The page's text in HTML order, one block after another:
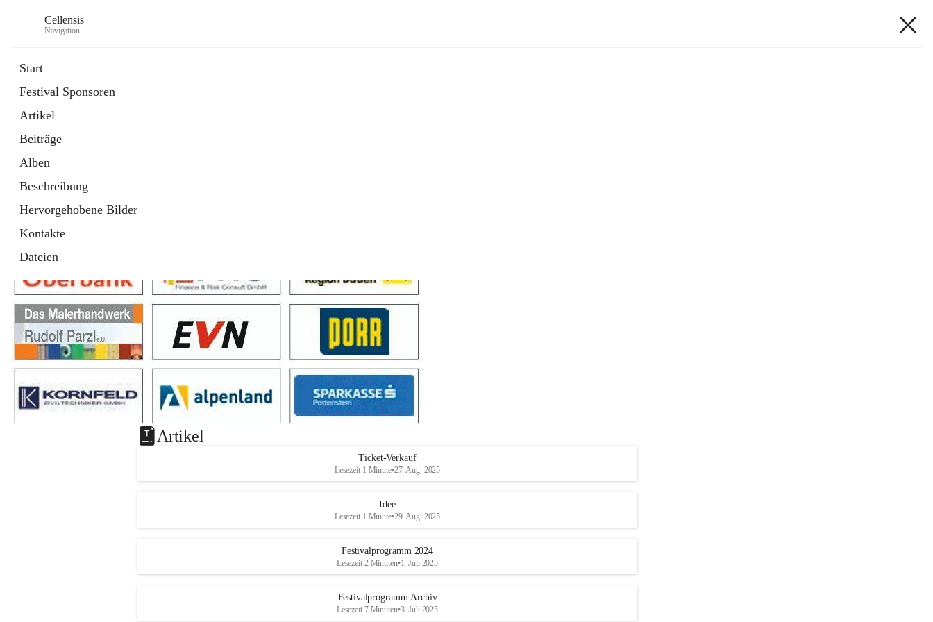
Cellensis
Navigation
Start
Festival Sponsoren
Artikel
Beiträge
Alben
Beschreibung
Hervorgehobene Bilder
Kontakte
Dateien
Festival Sponsoren
Artikel
Ticket-Verkauf
Lesezeit 1 Minute•27. Aug. 2025
Idee
Lesezeit 1 Minute•29. Aug. 2025
Festivalprogramm 2024
Lesezeit 2 Minuten•1. Juli 2025
Festivalprogramm Archiv
Lesezeit 7 Minuten•3. Juli 2025